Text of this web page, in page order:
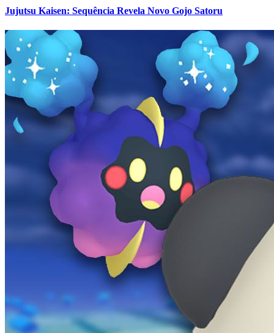
Jujutsu Kaisen: Sequência Revela Novo Gojo Satoru